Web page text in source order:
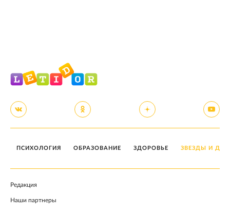
ПСИХОЛОГИЯ ОБРАЗОВАНИЕ ЗДОРОВЬЕ ЗВЕЗДЫ И
Редакция
Наши партнеры